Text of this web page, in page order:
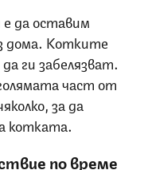
да оставим
дома. Котките
ги забелязват.
част от
за да
котката.
по време